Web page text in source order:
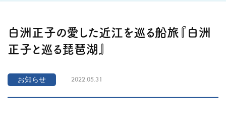
白洲正子の愛した近江を巡る船旅『白洲
正子と巡る琵琶湖』
お知らせ 2022.05.31